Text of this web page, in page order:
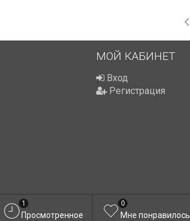
МОЙ КАБИНЕТ
Вход
Регистрация
Просмотренное
1
Мне понравилось
0